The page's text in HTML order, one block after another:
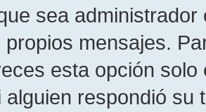
sea
propios mensajes.
esta opción
alguien respondió